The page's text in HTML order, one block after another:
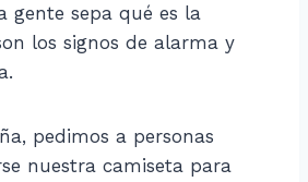
gente sepa qué es la
los signos de alarma y
pedimos a personas
nuestra camiseta para